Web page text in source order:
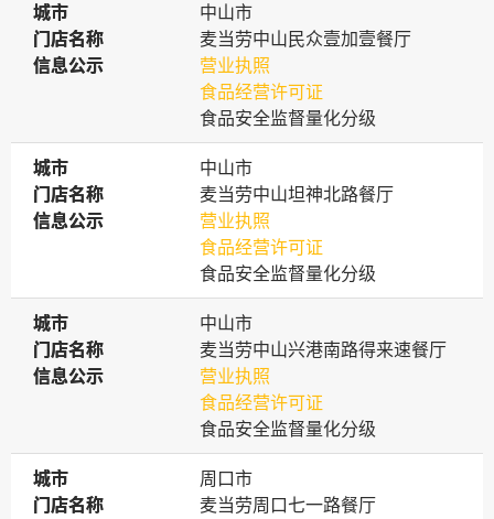
城市
城市
中山市
门店名称
门店名称
麦当劳中山民众壹加壹餐厅
信息公示
信息公示
营业执照
食品经营许可证
食品安全监督量化分级
城市
城市
中山市
门店名称
门店名称
麦当劳中山坦神北路餐厅
信息公示
信息公示
营业执照
食品经营许可证
食品安全监督量化分级
城市
城市
中山市
门店名称
门店名称
麦当劳中山兴港南路得来速餐厅
信息公示
信息公示
营业执照
食品经营许可证
食品安全监督量化分级
城市
城市
周口市
门店名称
门店名称
麦当劳周口七一路餐厅